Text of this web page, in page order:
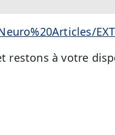
restons à votre